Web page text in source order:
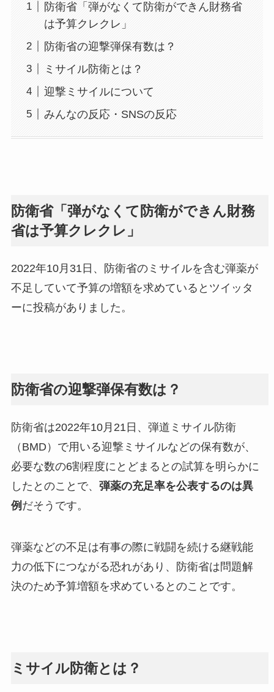
防衛省「弾がなくて防衛ができん財務省
は予算クレクレ」
防衛省の迎撃弾保有数は？
ミサイル防衛とは？
迎撃ミサイルについて
みんなの反応・SNSの反応
防衛省「弾がなくて防衛ができん財務
省は予算クレクレ」
2022年10月31日、防衛省のミサイルを含む弾薬が
不足していて予算の増額を求めているとツイッタ
ーに投稿がありました。
防衛省の迎撃弾保有数は？
防衛省は2022年10月21日、弾道ミサイル防衛
（BMD）で用いる迎撃ミサイルなどの保有数が、
必要な数の6割程度にとどまるとの試算を明らかに
したとのことで、 弾薬の充足率を公表するのは異
例 だそうです。
弾薬などの不足は有事の際に戦闘を続ける継戦能
力の低下につながる恐れがあり、防衛省は問題解
決のため予算増額を求めているとのことです。
ミサイル防衛とは？